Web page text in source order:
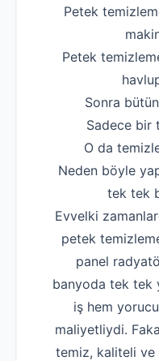
Petek
Petek
Sonra
Sadece bir
O da
Neden böyle
tek tek
Evvelki
petek
panel
banyoda tek tek
iş hem
maliyetliydi.
temiz, kaliteli ve